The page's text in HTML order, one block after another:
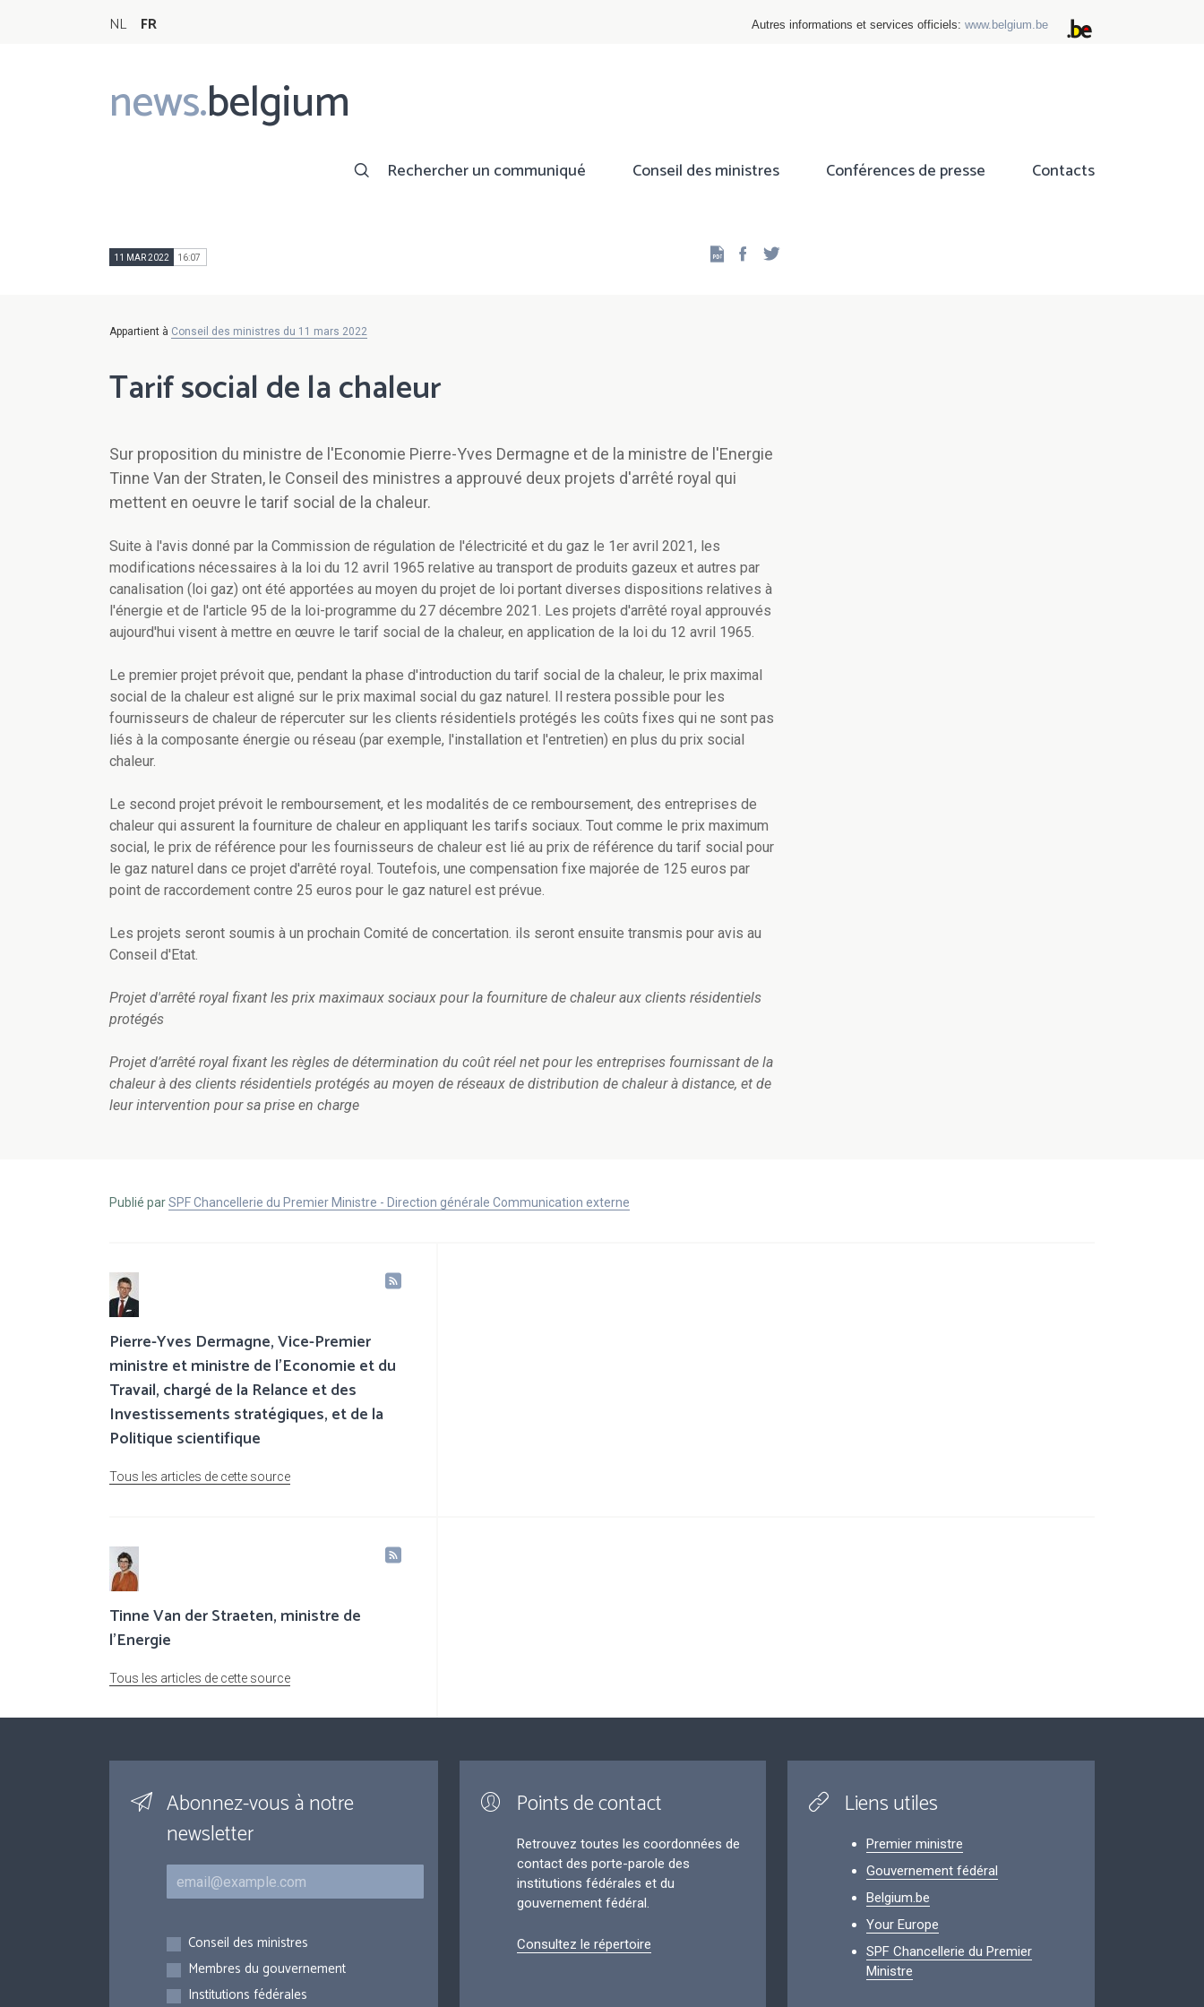
NL FR Autres informations et services officiels: www.belgium.be
news.belgium
Main
navigation
Rechercher un communiqué Conseil des ministres Conférences de presse Contacts
11 MAR 2022 16:07 Facebook
Appartient à Conseil des ministres du 11 mars 2022
Tarif social de la chaleur
Sur proposition du ministre de l'Economie Pierre-Yves Dermagne et de la ministre de l'Energie
Tinne Van der Straten, le Conseil des ministres a approuvé deux projets d'arrêté royal qui
mettent en oeuvre le tarif social de la chaleur.
Suite à l'avis donné par la Commission de régulation de l'électricité et du gaz le 1er avril 2021, les
modifications nécessaires à la loi du 12 avril 1965 relative au transport de produits gazeux et autres par
canalisation (loi gaz) ont été apportées au moyen du projet de loi portant diverses dispositions relatives à
l'énergie et de l'article 95 de la loi-programme du 27 décembre 2021. Les projets d'arrêté royal approuvés
aujourd'hui visent à mettre en œuvre le tarif social de la chaleur, en application de la loi du 12 avril 1965.
Le premier projet prévoit que, pendant la phase d'introduction du tarif social de la chaleur, le prix maximal
social de la chaleur est aligné sur le prix maximal social du gaz naturel. Il restera possible pour les
fournisseurs de chaleur de répercuter sur les clients résidentiels protégés les coûts fixes qui ne sont pas
liés à la composante énergie ou réseau (par exemple, l'installation et l'entretien) en plus du prix social
chaleur.
Le second projet prévoit le remboursement, et les modalités de ce remboursement, des entreprises de
chaleur qui assurent la fourniture de chaleur en appliquant les tarifs sociaux. Tout comme le prix maximum
social, le prix de référence pour les fournisseurs de chaleur est lié au prix de référence du tarif social pour
le gaz naturel dans ce projet d'arrêté royal. Toutefois, une compensation fixe majorée de 125 euros par
point de raccordement contre 25 euros pour le gaz naturel est prévue.
Les projets seront soumis à un prochain Comité de concertation. ils seront ensuite transmis pour avis au
Conseil d'Etat.
Projet d'arrêté royal fixant les prix maximaux sociaux pour la fourniture de chaleur aux clients résidentiels
protégés
Projet d’arrêté royal fixant les règles de détermination du coût réel net pour les entreprises fournissant de la
chaleur à des clients résidentiels protégés au moyen de réseaux de distribution de chaleur à distance, et de
leur intervention pour sa prise en charge
Publié parSPF Chancellerie du Premier Ministre - Direction générale Communication externe
Pierre-Yves Dermagne, Vice-Premier
ministre et ministre de l’Economie et du
Travail, chargé de la Relance et des
Investissements stratégiques, et de la
Politique scientifique
Tous les articles de cette source
Tinne Van der Straeten, ministre de
l'Energie
Tous les articles de cette source
Abonnez-vous à notre
newsletter
Courriel
Inscriptions
Conseil des ministres
Membres du gouvernement
Institutions fédérales
Points de contact
Retrouvez toutes les coordonnées de
contact des porte-parole des
institutions fédérales et du
gouvernement fédéral.
Consultez le répertoire
Liens utiles
Premier ministre
Gouvernement fédéral
Belgium.be
Your Europe
SPF Chancellerie du Premier
Ministre